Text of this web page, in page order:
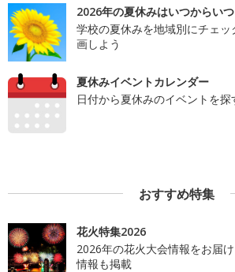
2026年の夏休みはいつからい
学校の夏休みを地域別にチェ
画しよう
夏休みイベントカレンダー
日付から夏休みのイベントを探
おすすめ特集
花火特集2026
2026年の花火大会情報をお届
情報も掲載